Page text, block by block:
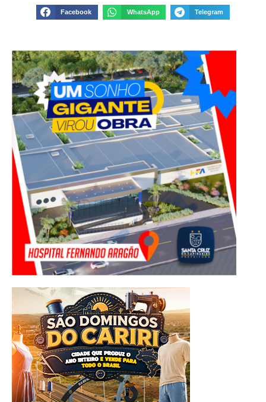
Facebook WhatsApp Telegram